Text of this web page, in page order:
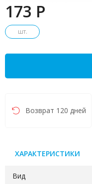
173 P
шт.
Возврат 120 дней
ХАРАКТЕРИСТИКИ
Вид